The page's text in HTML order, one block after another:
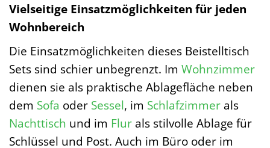
Vielseitige Einsatzmöglichkeiten für jeden
Wohnbereich
Die Einsatzmöglichkeiten dieses Beistelltisch
Sets sind schier unbegrenzt. Im Wohnzimmer
dienen sie als praktische Ablagefläche neben
dem Sofa oder Sessel, im Schlafzimmer als
Nachttisch und im Flur als stilvolle Ablage für
Schlüssel und Post. Auch im Büro oder im